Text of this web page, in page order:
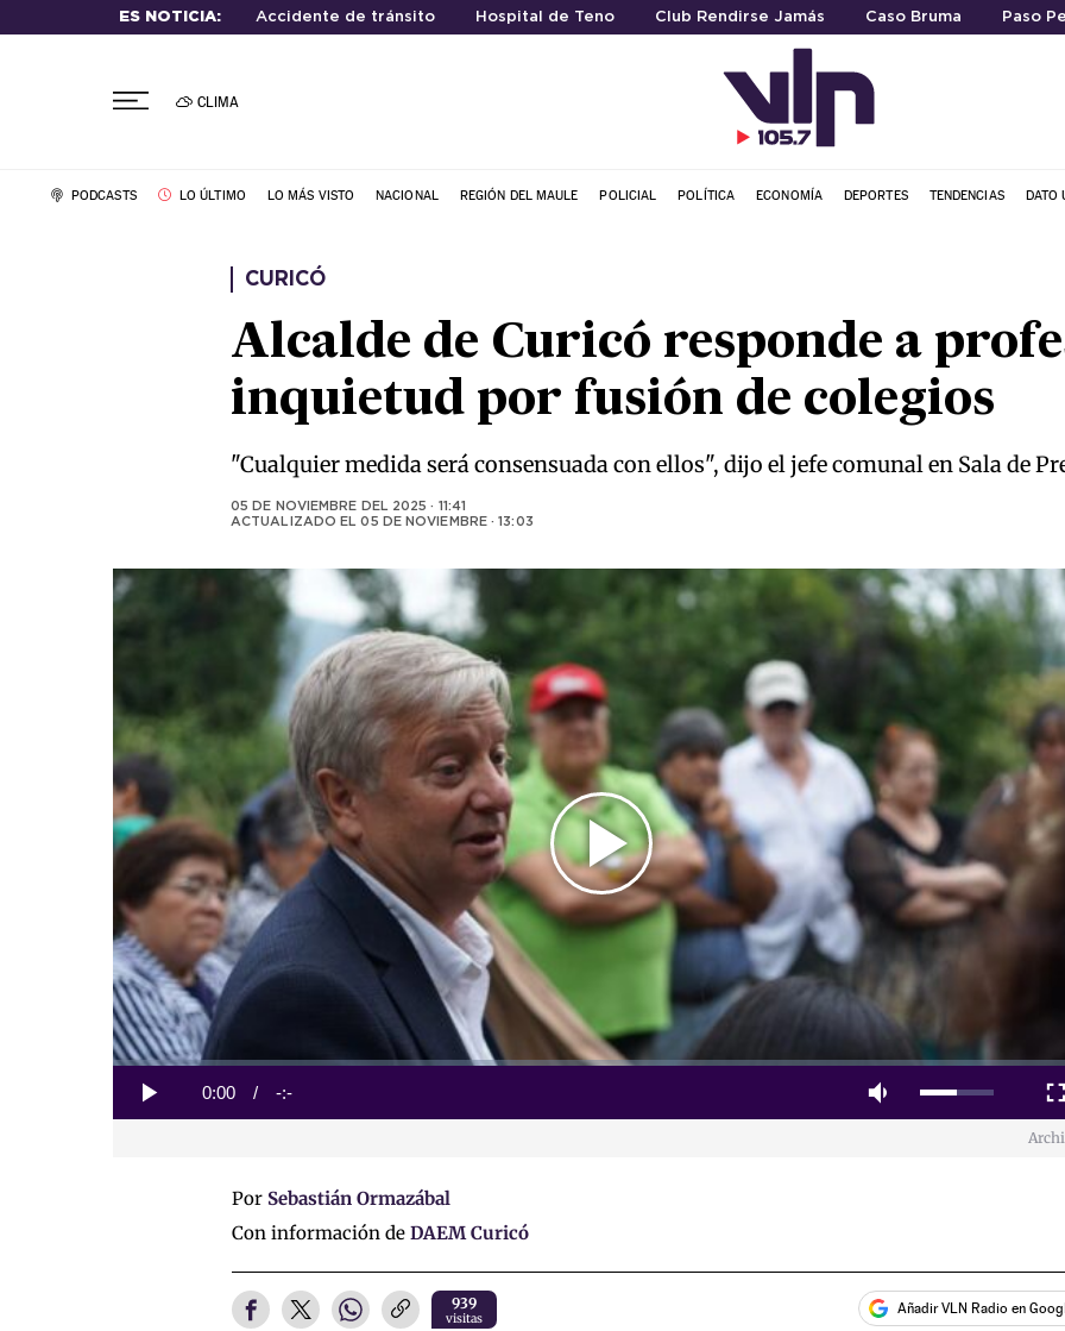
ES NOTICIA: Accidente de tránsito Hospital de Teno Club Rendirse Jamás Caso Bruma Paso
CLIMA
PODCASTS LO ÚLTIMO LO MÁS VISTO NACIONAL REGIÓN DEL MAULE POLICIAL POLÍTICA ECONOMÍA DEPORTES TENDENCIAS DATO
CURICÓ
Alcalde de Curicó responde a
inquietud por fusión de colegios
"Cualquier medida será consensuada con ellos", dijo el jefe comunal en Sala de
05 DE NOVIEMBRE DEL 2025 · 11:41
ACTUALIZADO EL05 DE NOVIEMBRE · 13:03
Play
Video
Play Mute
Current
0:00 / Duration
-:-
Loaded:
Por Sebastián Ormazábal
Con información de DAEM Curicó
939
visitas
Añadir VLN Radio en